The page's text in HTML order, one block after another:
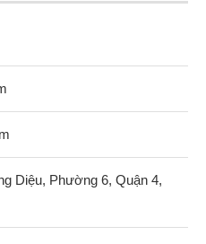
Diệu, Phường 6, Quận 4,